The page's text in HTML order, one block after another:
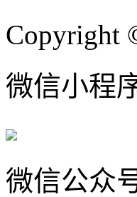
Copyright
微信小程
微信公众